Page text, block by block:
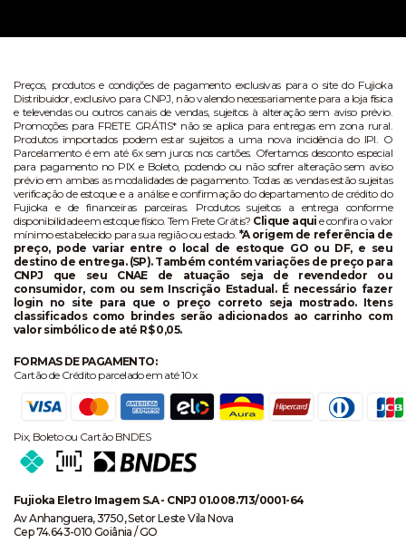
Preços, produtos e condições de pagamento exclusivas para o site do Fujioka
Distribuidor, exclusivo para CNPJ, não valendo necessariamente para a loja física
e televendas ou outros canais de vendas, sujeitos à alteração sem aviso prévio.
Promoções para FRETE GRÁTIS* não se aplica para entregas em zona rural.
Produtos importados podem estar sujeitos a uma nova incidência do IPI. O
Parcelamento é em até 6x sem juros nos cartões. Ofertamos desconto especial
para pagamento no PIX e Boleto, podendo ou não sofrer alteração sem aviso
prévio em ambas as modalidades de pagamento. Todas as vendas estão sujeitas
verificação de estoque e a análise e confirmação do departamento de crédito do
Fujioka e de financeiras parceiras. Produtos sujeitos a entrega conforme
disponibilidade em estoque físico. Tem Frete Grátis? Clique aqui e confira o valor
mínimo estabelecido para sua região ou estado. *A origem de referência de
preço, pode variar entre o local de estoque GO ou DF, e seu
destino de entrega. (SP). Também contém variações de preço para
CNPJ que seu CNAE de atuação seja de revendedor ou
consumidor, com ou sem Inscrição Estadual. É necessário fazer
login no site para que o preço correto seja mostrado. Itens
classificados como brindes serão adicionados ao carrinho com
valor simbólico de até R$ 0,05.
FORMAS DE PAGAMENTO:
Cartão de Crédito parcelado em até 10x
Pix, Boleto ou Cartão BNDES
Fujioka Eletro Imagem S.A - CNPJ 01.008.713/0001-64
Av Anhanguera, 3750, Setor Leste Vila Nova
Cep 74.643-010 Goiânia / GO